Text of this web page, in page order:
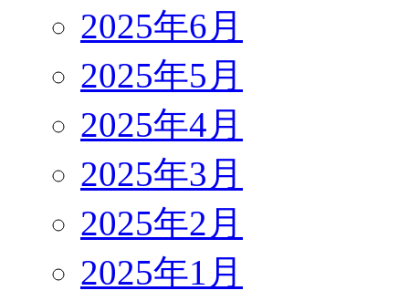
2025年6月
2025年5月
2025年4月
2025年3月
2025年2月
2025年1月